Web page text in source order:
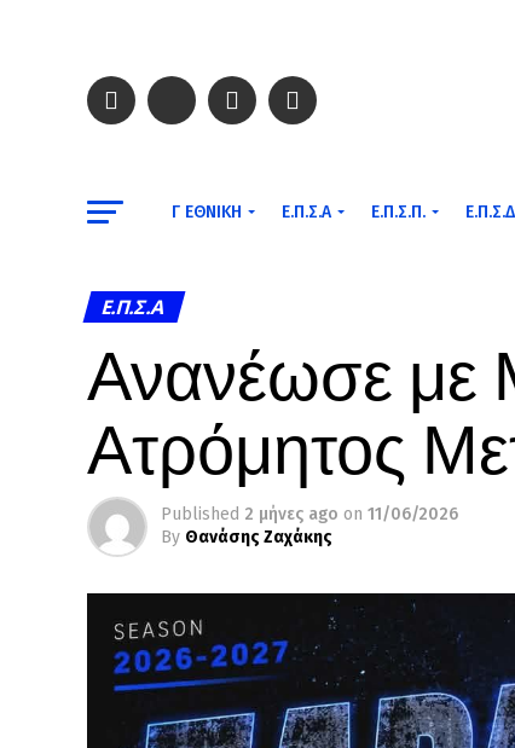
Γ ΕΘΝΙΚΉ Ε.Π.Σ.Α Ε.Π.Σ.Π.
Ε.Π.Σ.Α
Ανανέωσε με
Ατρόμητος
Published 2 μήνες ago on 11/06/2026
By Θανάσης Ζαχάκης